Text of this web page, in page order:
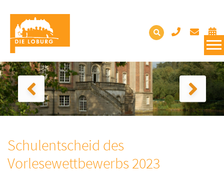
Schulentscheid des
Vorlesewettbewerbs 2023